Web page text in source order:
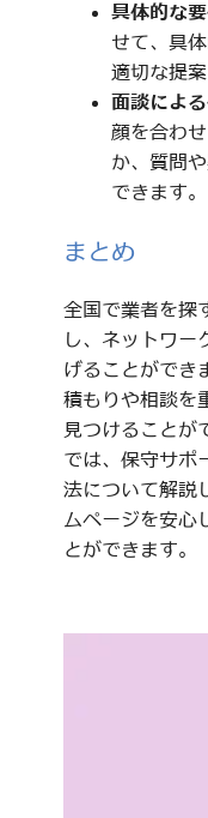
具体的な
せて、具
適切な提案
面談によ
顔を合わ
か、質問
できます。
まとめ
全国で業者を探
し、ネットワー
げることができ
積もりや相談を
見つけることが
では、保守サポ
法について解説
ムページを安心
とができます。